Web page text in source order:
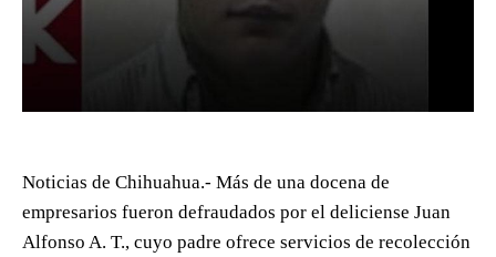
Noticias de Chihuahua.- Más de una docena de
empresarios fueron defraudados por el deliciense Juan
Alfonso A. T., cuyo padre ofrece servicios de recolección